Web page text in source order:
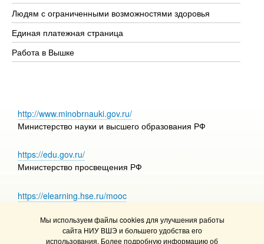
Мы используем файлы cookies для улучшения работы
сайта НИУ ВШЭ и большего удобства его
использования. Более подробную информацию об
Людям с ограниченными возможностями здоровья
Единая платежная страница
Работа в Вышке
http://www.minobrnauki.gov.ru/
Министерство науки и высшего образования РФ
https://edu.gov.ru/
Министерство просвещения РФ
https://elearning.hse.ru/mooc